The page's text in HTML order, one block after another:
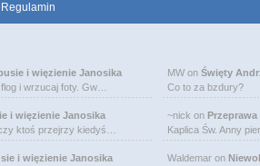
Regulamin
i więzienie Janosika
i wrzucaj foty. Gw…
i więzienie Janosika
ktoś przejrzy kiedyś…
i więzienie Janosika
MW on Święty
Co to za bzdury?
~nick on
Kaplica Św. Anny
Waldemar on